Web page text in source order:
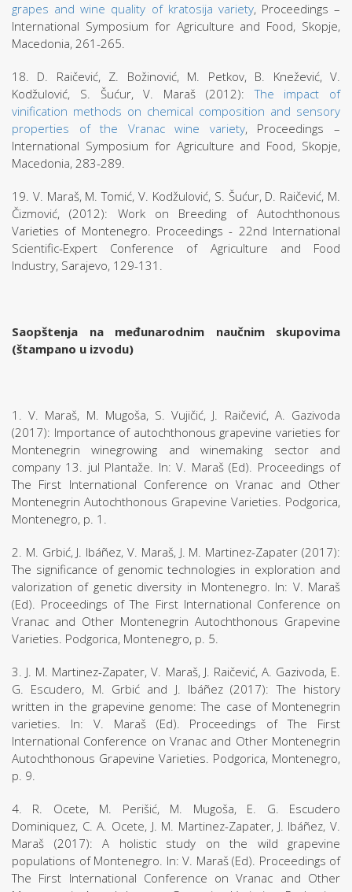
grapes and wine quality of kratosija variety, Proceedings –
International Symposium for Agriculture and Food, Skopje,
Macedonia, 261-265.
18. D. Raičević, Z. Božinović, M. Petkov, B. Knežević, V.
Kodžulović, S. Šućur, V. Maraš (2012):The impact of
vinification methods on chemical composition and sensory
properties of the Vranac wine variety, Proceedings –
International Symposium for Agriculture and Food, Skopje,
Macedonia, 283-289.
19. V. Maraš, M. Tomić, V. Kodžulović, S. Šućur, D. Raičević, M.
Čizmović, (2012): Work on Breeding of Autochthonous
Varieties of Montenegro. Proceedings - 22nd International
Scientific-Expert Conference of Agriculture and Food
Industry, Sarajevo, 129-131.
Saopštenja na međunarodnim naučnim skupovima
(štampano u izvodu)
1. V. Maraš, M. Mugoša, S. Vujičić, J. Raičević, A. Gazivoda
(2017): Importance of autochthonous grapevine varieties for
Montenegrin winegrowing and winemaking sector and
company 13. jul Plantaže. In: V. Maraš (Ed). Proceedings of
The First International Conference on Vranac and Other
Montenegrin Autochthonous Grapevine Varieties. Podgorica,
Montenegro, p. 1.
2. M. Grbić, J. Ibáñez, V. Maraš, J. M. Martinez-Zapater (2017):
The significance of genomic technologies in exploration and
valorization of genetic diversity in Montenegro. In: V. Maraš
(Ed). Proceedings of The First International Conference on
Vranac and Other Montenegrin Autochthonous Grapevine
Varieties. Podgorica, Montenegro, p. 5.
3. J. M. Martinez-Zapater, V. Maraš, J. Raičević, A. Gazivoda, E.
G. Escudero, M. Grbić and J. Ibáñez (2017): The history
written in the grapevine genome: The case of Montenegrin
varieties. In: V. Maraš (Ed). Proceedings of The First
International Conference on Vranac and Other Montenegrin
Autochthonous Grapevine Varieties. Podgorica, Montenegro,
p. 9.
4. R. Ocete, M. Perišić, M. Mugoša, E. G. Escudero
Dominiquez, C. A. Ocete, J. M. Martinez-Zapater, J. Ibáñez, V.
Maraš (2017): A holistic study on the wild grapevine
populations of Montenegro. In: V. Maraš (Ed). Proceedings of
The First International Conference on Vranac and Other